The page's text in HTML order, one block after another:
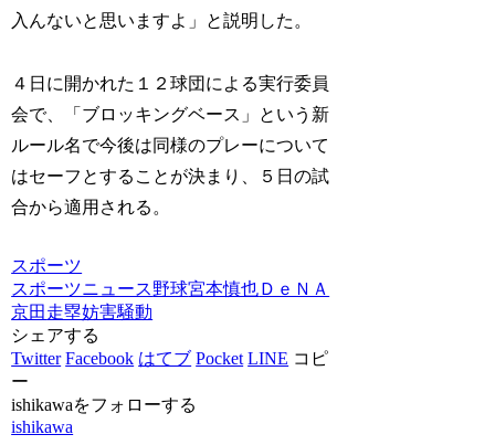
入んないと思いますよ」と説明した。
４日に開かれた１２球団による実行委員
会で、「ブロッキングベース」という新
ルール名で今後は同様のプレーについて
はセーフとすることが決まり、５日の試
合から適用される。
スポーツ
スポーツニュース野球宮本慎也ＤｅＮＡ
京田 走塁妨害騒動
シェアする
Twitter Facebook はてブ Pocket LINE コピ
ー
ishikawaをフォローする
ishikawa